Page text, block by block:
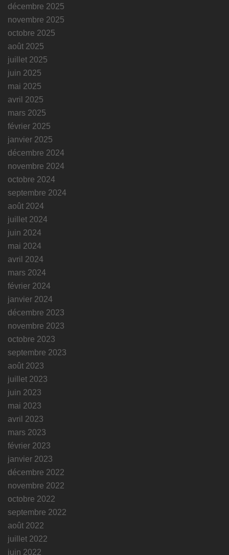
décembre 2025
novembre 2025
octobre 2025
août 2025
juillet 2025
juin 2025
mai 2025
avril 2025
mars 2025
février 2025
janvier 2025
décembre 2024
novembre 2024
octobre 2024
septembre 2024
août 2024
juillet 2024
juin 2024
mai 2024
avril 2024
mars 2024
février 2024
janvier 2024
décembre 2023
novembre 2023
octobre 2023
septembre 2023
août 2023
juillet 2023
juin 2023
mai 2023
avril 2023
mars 2023
février 2023
janvier 2023
décembre 2022
novembre 2022
octobre 2022
septembre 2022
août 2022
juillet 2022
juin 2022